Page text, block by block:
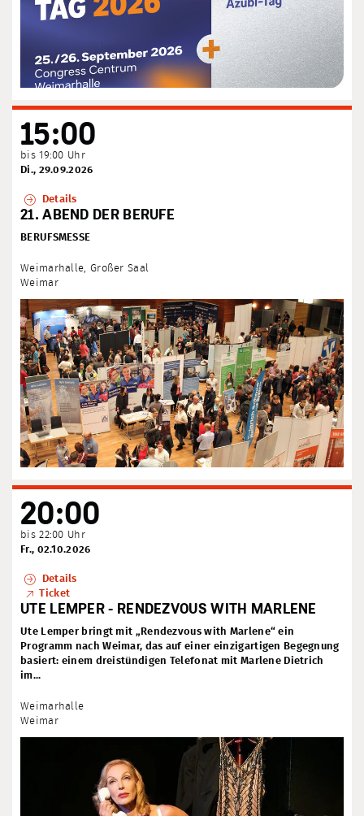
15:00
bis 19:00 Uhr
Di., 29.09.2026
Details
21. ABEND DER BERUFE
BERUFSMESSE
Weimarhalle, Großer Saal
Weimar
20:00
bis 22:00 Uhr
Fr., 02.10.2026
Details
Ticket
UTE LEMPER - RENDEZVOUS WITH MARLENE
Ute Lemper bringt mit „Rendezvous with Marlene“ ein
Programm nach Weimar, das auf einer einzigartigen Begegnung
basiert: einem dreistündigen Telefonat mit Marlene Dietrich
im...
Weimarhalle
Weimar